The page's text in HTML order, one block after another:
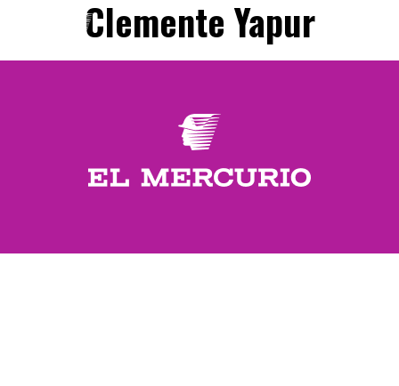
Clemente Yapur